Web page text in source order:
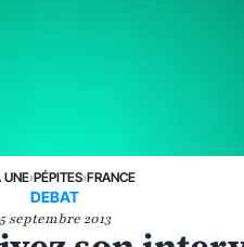
UNE›PÉPITES›FRANCE
DEBAT
septembre 2013